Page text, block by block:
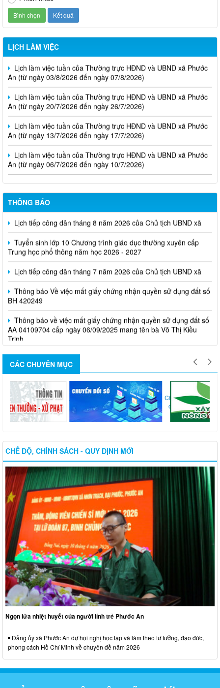
LỊCH LÀM VIỆC
Lịch làm việc tuần của Thường trực HĐND và UBND xã Phước
An (từ ngày 03/8/2026 đến ngày 07/8/2026)
Lịch làm việc tuần của Thường trực HĐND và UBND xã Phước
An (từ ngày 20/7/2026 đến ngày 26/7/2026)
Lịch làm việc tuần của Thường trực HĐND và UBND xã Phước
An (từ ngày 13/7/2026 đến ngày 17/7/2026)
Lịch làm việc tuần của Thường trực HĐND và UBND xã Phước
An (từ ngày 06/7/2026 đến ngày 10/7/2026)
THÔNG BÁO
Lịch tiếp công dân tháng 8 năm 2026 của Chủ tịch UBND xã
Tuyển sinh lớp 10 Chương trình giáo dục thường xuyên cấp
Trung học phổ thông năm học 2026 - 2027
Lịch tiếp công dân tháng 7 năm 2026 của Chủ tịch UBND xã
Thông báo Về việc mất giấy chứng nhận quyền sử dụng đất số
BH 420249
Thông báo về việc mất giấy chứng nhận quyền sử dụng đất số
AA 04109704 cấp ngày 06/09/2025 mang tên bà Võ Thị Kiều
Trinh
CÁC CHUYÊN MỤC
Thi...
Chuyển
đổi...
CHẾ ĐỘ, CHÍNH SÁCH - QUY ĐỊNH MỚI
Ngọn lửa nhiệt huyết của người lính trẻ Phước An
Đảng ủy xã Phước An dự hội nghị học tập và làm theo tư tưởng, đạo đức,
phong cách Hồ Chí Minh về chuyên đề năm 2026